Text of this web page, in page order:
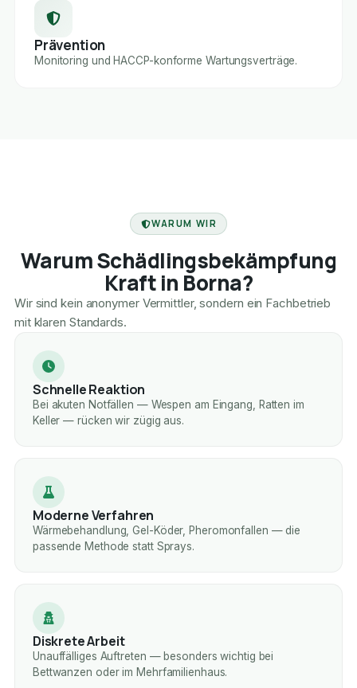
Prävention
Monitoring und HACCP-konforme Wartungsverträge.
WARUM WIR
Warum Schädlingsbekämpfung
Kraft in Borna?
Wir sind kein anonymer Vermittler, sondern ein Fachbetrieb
mit klaren Standards.
Schnelle Reaktion
Bei akuten Notfällen — Wespen am Eingang, Ratten im
Keller — rücken wir zügig aus.
Moderne Verfahren
Wärmebehandlung, Gel-Köder, Pheromonfallen — die
passende Methode statt Sprays.
Diskrete Arbeit
Unauffälliges Auftreten — besonders wichtig bei
Bettwanzen oder im Mehrfamilienhaus.